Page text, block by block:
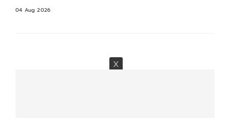
04 Aug 2026